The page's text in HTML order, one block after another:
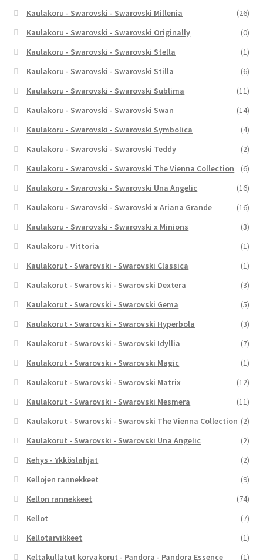
Kaulakoru - Swarovski - Swarovski Millenia
(26)
Kaulakoru - Swarovski - Swarovski Originally
(0)
Kaulakoru - Swarovski - Swarovski Stella
(1)
Kaulakoru - Swarovski - Swarovski Stilla
(6)
Kaulakoru - Swarovski - Swarovski Sublima
(11)
Kaulakoru - Swarovski - Swarovski Swan
(14)
Kaulakoru - Swarovski - Swarovski Symbolica
(4)
Kaulakoru - Swarovski - Swarovski Teddy
(2)
Kaulakoru - Swarovski - Swarovski The Vienna Collection
(6)
Kaulakoru - Swarovski - Swarovski Una Angelic
(16)
Kaulakoru - Swarovski - Swarovski x Ariana Grande
(16)
Kaulakoru - Swarovski - Swarovski x Minions
(3)
Kaulakoru - Vittoria
(1)
Kaulakorut - Swarovski - Swarovski Classica
(1)
Kaulakorut - Swarovski - Swarovski Dextera
(3)
Kaulakorut - Swarovski - Swarovski Gema
(5)
Kaulakorut - Swarovski - Swarovski Hyperbola
(3)
Kaulakorut - Swarovski - Swarovski Idyllia
(7)
Kaulakorut - Swarovski - Swarovski Magic
(1)
Kaulakorut - Swarovski - Swarovski Matrix
(12)
Kaulakorut - Swarovski - Swarovski Mesmera
(11)
Kaulakorut - Swarovski - Swarovski The Vienna Collection (2)
Kaulakorut - Swarovski - Swarovski Una Angelic
(2)
Kehys - Ykköslahjat
(2)
Kellojen rannekkeet
(9)
Kellon rannekkeet
(74)
Kellot
(7)
Kellotarvikkeet
(1)
Keltakullatut korvakorut - Pandora - Pandora Essence
(1)